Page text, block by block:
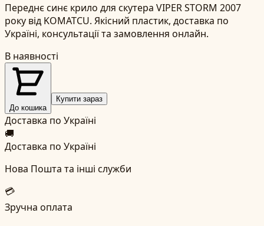
Переднє синє крило для скутера VIPER STORM 2007
року від KOMATCU. Якісний пластик, доставка по
Україні, консультації та замовлення онлайн.
В наявності
До кошика
Купити зараз
Доставка по Україні
🚚
Доставка по Україні
Нова Пошта та інші служби
💳
Зручна оплата